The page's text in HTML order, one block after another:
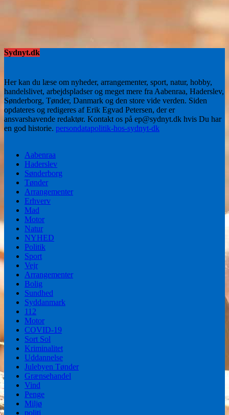
Sydnyt.dk
Her kan du læse om nyheder, arrangementer, sport, natur, hobby,
handelslivet, arbejdspladser og meget mere fra Aabenraa, Haderslev,
Sønderborg, Tønder, Danmark og den store vide verden. Siden
opdateres og redigeres af Erik Egvad Petersen, der er
ansvarshavende redaktør. Kontakt os på ep@sydnyt.dk hvis Du har
en god historie. persondatapolitik-hos-sydnyt-dk
Aabenraa
Haderslev
Sønderborg
Tønder
Arrangementer
Erhverv
Mad
Motor
Natur
NYHED
Politik
Sport
Vejr
Arrangementer
Bolig
Sundhed
Syddanmark
112
Motor
COVID-19
Sort Sol
Kriminalitet
Uddannelse
Julebyen Tønder
Grænsehandel
Vind
Penge
Miljø
politi